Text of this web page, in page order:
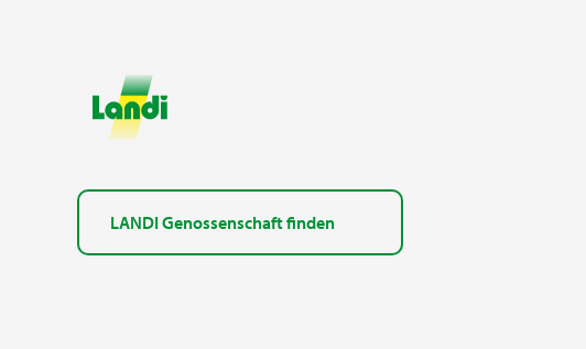
LANDI Genossenschaft finden